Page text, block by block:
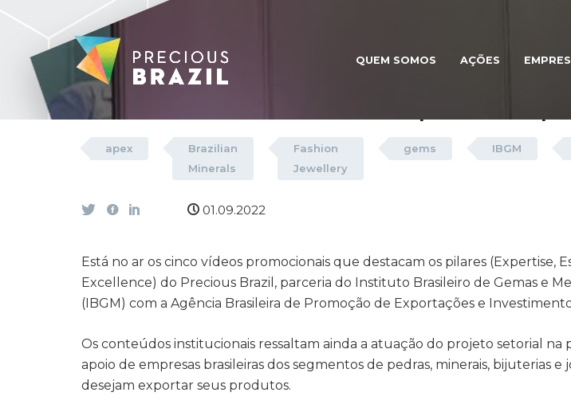
QUEM SOMOS AÇÕES
Expertise, Essence e Excellence: filmes
Precious Brazil destacam os pilares do
apex
Brazilian
Minerals
Fashion
Jewellery
gems IBGM
01.09.2022
Está no ar os cinco vídeos promocionais que destacam os pilares (Expertise,
Excellence) do Precious Brazil, parceria do Instituto Brasileiro de Gemas e
(IBGM) com a Agência Brasileira de Promoção de Exportações e
Os conteúdos institucionais ressaltam ainda a atuação do projeto setorial na
apoio de empresas brasileiras dos segmentos de pedras, minerais, bijuterias e
desejam exportar seus produtos.